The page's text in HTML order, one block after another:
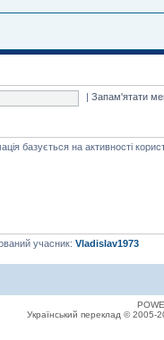
|Запам'ятати
базується на активності
учасник: Vladislav1973
Український переклад © 2005-